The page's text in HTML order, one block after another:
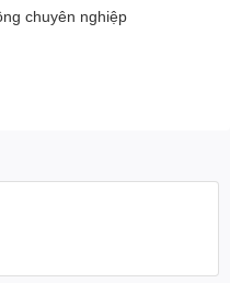
chuyên nghiệp